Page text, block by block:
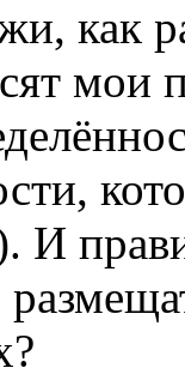
как
мои
И